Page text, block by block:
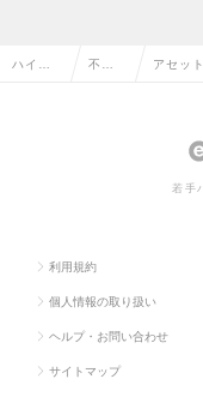
ハイク 不動 アセッ
ド・PE
若手
利用規約
個人情報の取り扱い
ヘルプ・お問い合わせ
サイトマップ